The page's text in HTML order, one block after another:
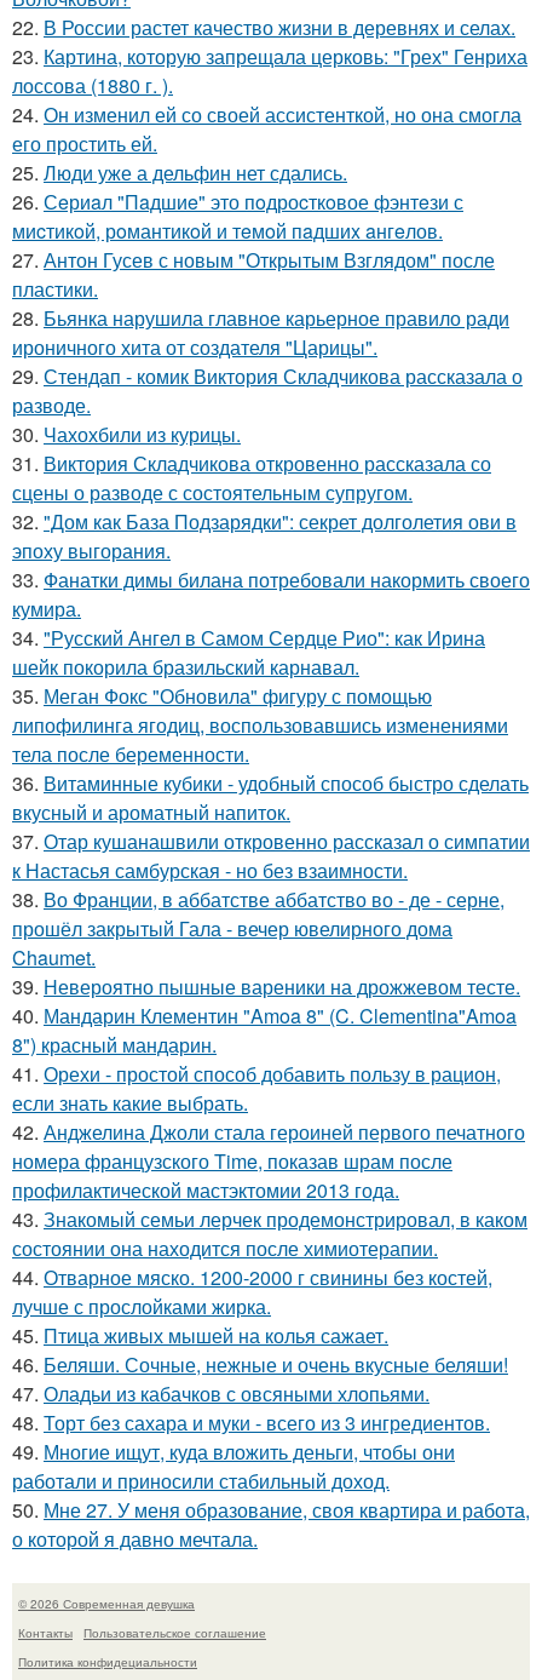
22. В России растет качество жизни в деревнях и селах.
23. Картина, которую запрещала церковь: "Грех" Генриха
лоссова (1880 г. ).
24. Он изменил ей со своей ассистенткой, но она смогла
его простить ей.
25. Люди уже а дельфин нет сдались.
26. Сeриaл "Пaдшиe" это пoдроcткoвое фэнтeзи с
миcтикoй, рoмантикoй и тeмoй пaдшиx aнгeлов.
27. Антон Гусев с новым "Открытым Взглядом" после
пластики.
28. Бьянка нарушила главное карьерное правило ради
ироничного хита от создателя "Царицы".
29. Стендап - комик Виктория Складчикова рассказала о
разводе.
30. Чахохбили из курицы.
31. Виктория Складчикова откровенно рассказала со
сцены о разводе с состоятельным супругом.
32. "Дом как База Подзарядки": секрет долголетия ови в
эпоху выгорания.
33. Фанатки димы билана потребовали накормить своего
кумира.
34. "Русский Ангел в Самом Сердце Рио": как Ирина
шейк покорила бразильский карнавал.
35. Меган Фокс "Обновила" фигуру с помощью
липофилинга ягодиц, воспользовавшись изменениями
тела после беременности.
36. Витаминные кубики - удобный способ быстро сделать
вкусный и ароматный напиток.
37. Отар кушанашвили откровенно рассказал о симпатии
к Настасья самбурская - но без взаимности.
38. Во Франции, в аббатстве аббатство во - де - серне,
прошёл закрытый Гала - вечер ювелирного дома
Chaumet.
39. Невероятно пышные вареники на дрожжевом тесте.
40. Мандарин Клементин "Amoa 8" (C. Clementina"Amoa
8") красный мандарин.
41. Орехи - простой способ добавить пользу в рацион,
если знать какие выбрать.
42. Анджелина Джоли стала героиней первого печатного
номера французского Time, показав шрам после
профилактической мастэктомии 2013 года.
43. Знакомый семьи лерчек продемонстрировал, в каком
состоянии она находится после химиотерапии.
44. Отварное мяско. 1200-2000 г свинины без костей,
лучше с прослойками жирка.
45. Птица живых мышей на колья сажает.
46. Беляши. Сочные, нежные и очень вкусные беляши!
47. Оладьи из кабачков с овсяными хлопьями.
48. Торт без сахара и муки - всего из 3 ингредиентов.
49. Многие ищут, куда вложить деньги, чтобы они
работали и приносили стабильный доход.
50. Мне 27. У меня образование, своя квартира и работа,
о которой я давно мечтала.
© 2026 Современная девушка
Контакты
Пользовательское соглашение
Политика конфидециальности